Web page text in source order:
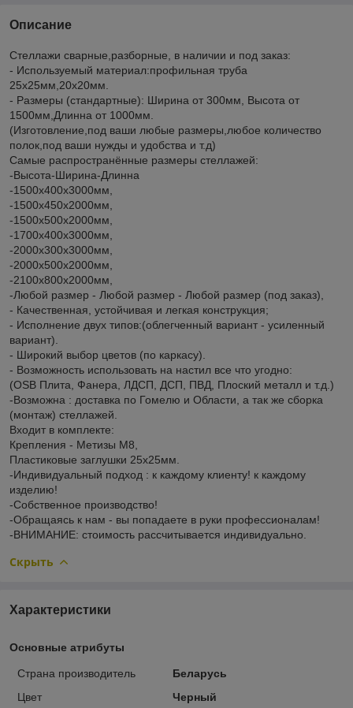
Описание
Стеллажи сварные,разборные, в наличии и под заказ:
- Используемый материал:профильная труба
25х25мм,20х20мм.
- Размеры (стандартные): Ширина от 300мм, Высота от
1500мм,Длинна от 1000мм.
(Изготовление,под ваши любые размеры,любое количество
полок,под ваши нужды и удобства и т.д)
Самые распространённые размеры стеллажей:
-Высота-Ширина-Длинна
-1500х400х3000мм,
-1500х450х2000мм,
-1500х500х2000мм,
-1700х400х3000мм,
-2000х300х3000мм,
-2000х500х2000мм,
-2100х800х2000мм,
-Любой размер - Любой размер - Любой размер (под заказ),
- Качественная, устойчивая и легкая конструкция;
- Исполнение двух типов:(облегченный вариант - усиленный
вариант).
- Широкий выбор цветов (по каркасу).
- Возможность использовать на настил все что угодно:
(OSB Плита, Фанера, ЛДСП, ДСП, ПВД, Плоский металл и т.д.)
-Возможна : доставка по Гомелю и Области, а так же сборка
(монтаж) стеллажей.
Входит в комплекте:
Крепления - Метизы М8,
Пластиковые заглушки 25х25мм.
-Индивидуальный подход : к каждому клиенту! к каждому
изделию!
-Собственное производство!
-Обращаясь к нам - вы попадаете в руки профессионалам!
-ВНИМАНИЕ: стоимость рассчитывается индивидуально.
Скрыть
Характеристики
Основные атрибуты
Страна производитель
Беларусь
Цвет
Черный